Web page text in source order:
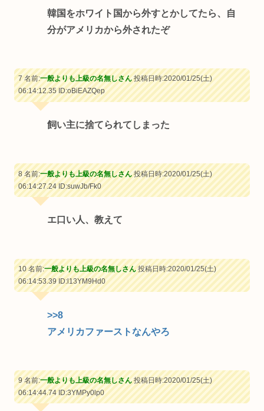
韓国をホワイト国から外すとかしてたら、自
分がアメリカから外されたぞ
7 名前:一般よりも上級の名無しさん投稿日時:2020/01/25(土)
06:14:12.35ID:oBiEAZQep
飼い主に捨てられてしまった
8 名前:一般よりも上級の名無しさん投稿日時:2020/01/25(土)
06:14:27.24ID:suwJb/Fk0
エ口い人、教えて
10 名前:一般よりも上級の名無しさん投稿日時:2020/01/25(土)
06:14:53.39ID:l13YM9Hd0
>>8
アメリカファーストなんやろ
9 名前:一般よりも上級の名無しさん投稿日時:2020/01/25(土)
06:14:44.74ID:3YMPy0lp0